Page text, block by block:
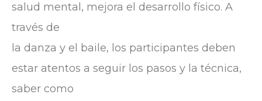
salud mental, mejora el desarrollo físico. A
través de
la danza y el baile, los participantes deben
estar atentos a seguir los pasos y la técnica,
saber como